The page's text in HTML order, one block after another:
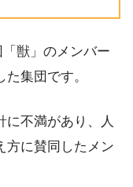
獣」のメンバー
集団です。
に不満があり、人
方に賛同したメン